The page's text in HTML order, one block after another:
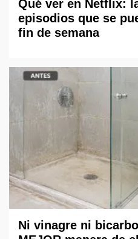
Qué ver en Netflix:
episodios que se
fin de semana
Ni vinagre ni